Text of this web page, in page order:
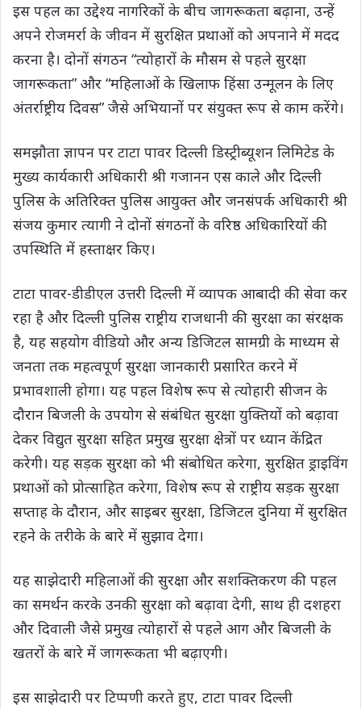
इस पहल का उद्देश्य नागरिकों के बीच जागरूकता बढ़ाना, उन्हें
अपने रोजमर्रा के जीवन में सुरक्षित प्रथाओं को अपनाने में मदद
करना है। दोनों संगठन “त्योहारों के मौसम से पहले सुरक्षा
जागरूकता” और “महिलाओं के खिलाफ हिंसा उन्मूलन के लिए
अंतर्राष्ट्रीय दिवस” जैसे अभियानों पर संयुक्त रूप से काम करेंगे।
समझौता ज्ञापन पर टाटा पावर दिल्ली डिस्ट्रीब्यूशन लिमिटेड के
मुख्य कार्यकारी अधिकारी श्री गजानन एस काले और दिल्ली
पुलिस के अतिरिक्त पुलिस आयुक्त और जनसंपर्क अधिकारी श्री
संजय कुमार त्यागी ने दोनों संगठनों के वरिष्ठ अधिकारियों की
उपस्थिति में हस्ताक्षर किए।
टाटा पावर-डीडीएल उत्तरी दिल्ली में व्यापक आबादी की सेवा कर
रहा है और दिल्ली पुलिस राष्ट्रीय राजधानी की सुरक्षा का संरक्षक
है, यह सहयोग वीडियो और अन्य डिजिटल सामग्री के माध्यम से
जनता तक महत्वपूर्ण सुरक्षा जानकारी प्रसारित करने में
प्रभावशाली होगा। यह पहल विशेष रूप से त्योहारी सीजन के
दौरान बिजली के उपयोग से संबंधित सुरक्षा युक्तियों को बढ़ावा
देकर विद्युत सुरक्षा सहित प्रमुख सुरक्षा क्षेत्रों पर ध्यान केंद्रित
करेगी। यह सड़क सुरक्षा को भी संबोधित करेगा, सुरक्षित ड्राइविंग
प्रथाओं को प्रोत्साहित करेगा, विशेष रूप से राष्ट्रीय सड़क सुरक्षा
सप्ताह के दौरान, और साइबर सुरक्षा, डिजिटल दुनिया में सुरक्षित
रहने के तरीके के बारे में सुझाव देगा।
यह साझेदारी महिलाओं की सुरक्षा और सशक्तिकरण की पहल
का समर्थन करके उनकी सुरक्षा को बढ़ावा देगी, साथ ही दशहरा
और दिवाली जैसे प्रमुख त्योहारों से पहले आग और बिजली के
खतरों के बारे में जागरूकता भी बढ़ाएगी।
इस साझेदारी पर टिप्पणी करते हुए, टाटा पावर दिल्ली